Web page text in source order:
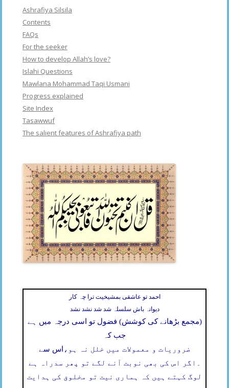
Ashrafiya Silsila
Contents
FAQs
For the seeker
How to develop Allah’s love?
Islahi Questions
Mawlana Mohammad Taqi Usmani
Progress explained
Site Index
Tasawwuf
The salient features of Ashrafiya path
احمد تو عاشقی بمشیخیت ترا چہ کار
دیوانہ باش سلسلہ شد شد نشد نشد
(مجمع بڑھانے کی کوشش) فضول تو اسی درجہ میں ہے
جب کہ
اس سے ضروریات و معمولات میں خلل نہ ہو،
اگر اس کی بھی نوبت آنے لگے تو پھر سدراہ ہے
لوگ کہتے ہیں کہ ہماری نیت تو مخلوق کی ہدایت